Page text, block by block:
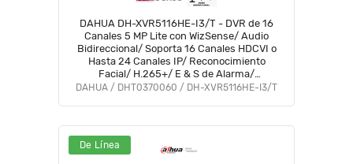
DAHUA DH-XVR5116HE-I3/T - DVR de 16
Canales 5 MP Lite con WizSense/ Audio
Bidireccional/ Soporta 16 Canales HDCVI o
Hasta 24 Canales IP/ Reconocimiento
Facial/ H.265+/ E & S de Alarma/
Compatible con Dolink Care #DVNU #PCQ2
DAHUA / DHT0370060 / DH-XVR5116HE-I3/T
De Línea